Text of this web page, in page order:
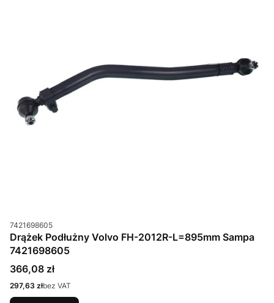
Kod produktu
7421698605
Drążek Podłużny Volvo FH-2012R-L=895mm Sampa
7421698605
Cena
366,08 zł
Cena
297,63 złbez VAT